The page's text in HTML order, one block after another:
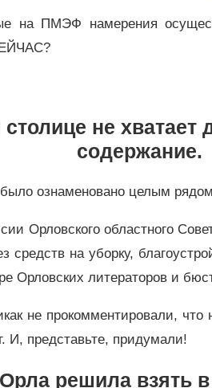
на ПМЭФ намерения
не хватает
содержание.
было ознаменовано целым
Орловского областного
средств на уборку,
Орловских литераторов и
не прокомментировали,
И, представьте, придумали!
решила взять в